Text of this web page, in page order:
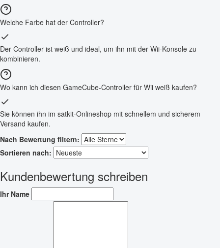
Welche Farbe hat der Controller?
Der Controller ist weiß und ideal, um ihn mit der Wii-Konsole zu
kombinieren.
Wo kann ich diesen GameCube-Controller für Wii weiß kaufen?
Sie können ihn im satkit-Onlineshop mit schnellem und sicherem
Versand kaufen.
Nach Bewertung filtern:
Sortieren nach:
Kundenbewertung schreiben
Ihr Name